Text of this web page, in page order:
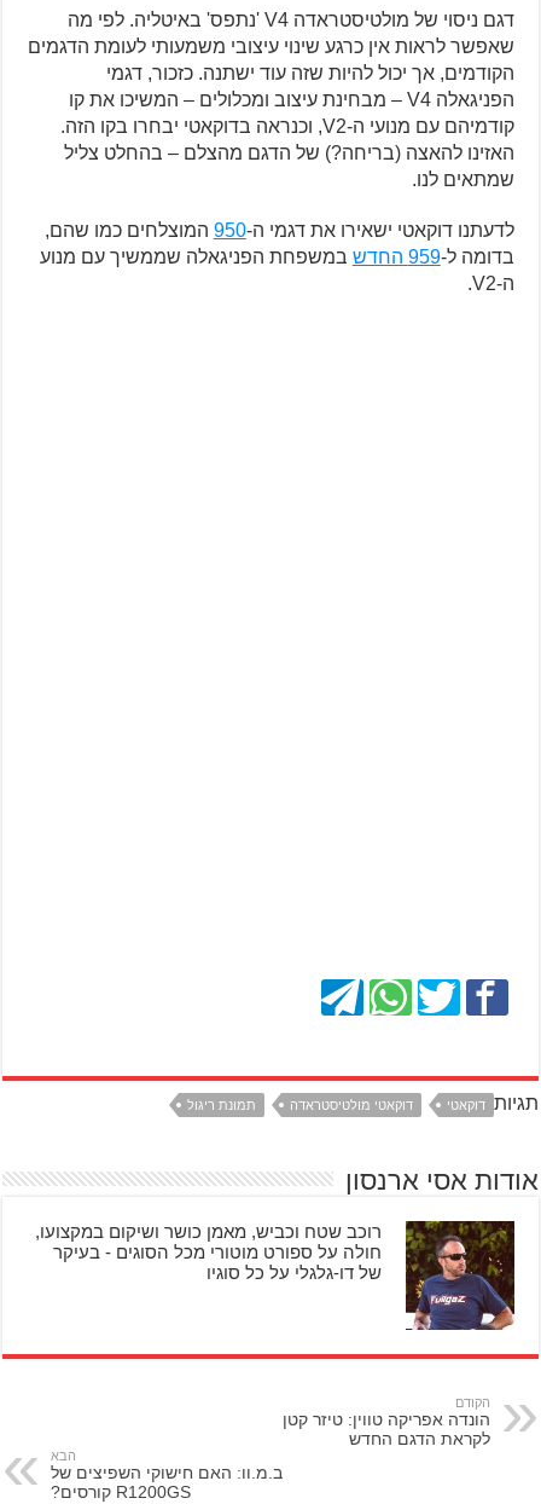
דגם ניסוי של מולטיסטראדה V4 'נתפס' באיטליה. לפי מה
שאפשר לראות אין כרגע שינוי עיצובי משמעותי לעומת הדגמים
הקודמים, אך יכול להיות שזה עוד ישתנה. כזכור, דגמי
הפניגאלה V4 – מבחינת עיצוב ומכלולים – המשיכו את קו
קודמיהם עם מנועי ה-V2, וכנראה בדוקאטי יבחרו בקו הזה.
האזינו להאצה (בריחה?) של הדגם מהצלם – בהחלט צליל
שמתאים לנו.
לדעתנו דוקאטי ישאירו את דגמי ה-950 המוצלחים כמו שהם,
בדומה ל-959 החדש
במשפחת הפניגאלה שממשיך עם מנוע
ה-V2.
תגיות דוקאטי דוקאטי מולטיסטראדה תמונת ריגול
אודות אסי ארנסון
רוכב שטח וכביש, מאמן כושר ושיקום במקצועו,
חולה על ספורט מוטורי מכל הסוגים - בעיקר
של דו-גלגלי על כל סוגיו
הקודם
הונדה אפריקה טווין: טיזר קטן
לקראת הדגם החדש
הבא
ב.מ.וו: האם חישוקי השפיצים של
R1200GS קורסים?